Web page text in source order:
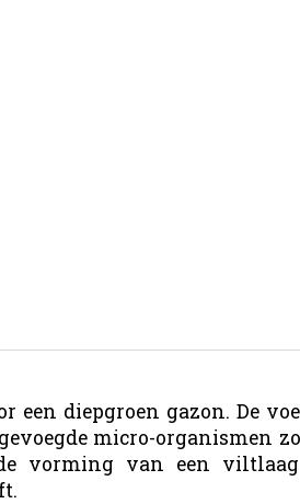
een diepgroen gazon. De
micro-organismen
vorming van een